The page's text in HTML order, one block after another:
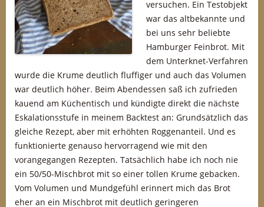
versuchen. Ein Testobjekt
war das altbekannte und
bei uns sehr beliebte
Hamburger Feinbrot. Mit
dem Unterknet-Verfahren
wurde die Krume deutlich fluffiger und auch das Volumen
war deutlich höher. Beim Abendessen saß ich zufrieden
kauend am Küchentisch und kündigte direkt die nächste
Eskalationsstufe in meinem Backtest an: Grundsätzlich das
gleiche Rezept, aber mit erhöhten Roggenanteil. Und es
funktionierte genauso hervorragend wie mit den
vorangegangen Rezepten. Tatsächlich habe ich noch nie
ein 50/50-Mischbrot mit so einer tollen Krume gebacken.
Vom Volumen und Mundgefühl erinnert mich das Brot
eher an ein Mischbrot mit deutlich geringeren